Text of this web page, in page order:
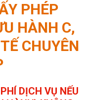
PHÉP
HÀNH C,
CHUYÊN
DỊCH VỤ NẾU